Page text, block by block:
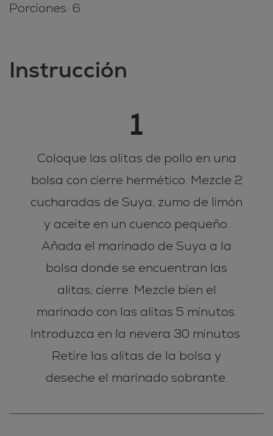
Porciones: 6
Instrucción
1
Coloque las alitas de pollo en una
bolsa con cierre hermético. Mezcle 2
cucharadas de Suya, zumo de limón
y aceite en un cuenco pequeño.
Añada el marinado de Suya a la
bolsa donde se encuentran las
alitas; cierre. Mezcle bien el
marinado con las alitas 5 minutos.
Introduzca en la nevera 30 minutos.
Retire las alitas de la bolsa y
deseche el marinado sobrante.